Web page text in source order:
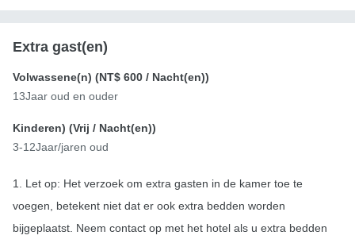
Extra gast(en)
Volwassene(n) (NT$ 600 / Nacht(en))
13Jaar oud en ouder
Kinderen) (Vrij / Nacht(en))
3-12Jaar/jaren oud
1. Let op: Het verzoek om extra gasten in de kamer toe te
voegen, betekent niet dat er ook extra bedden worden
bijgeplaatst. Neem contact op met het hotel als u extra bedden